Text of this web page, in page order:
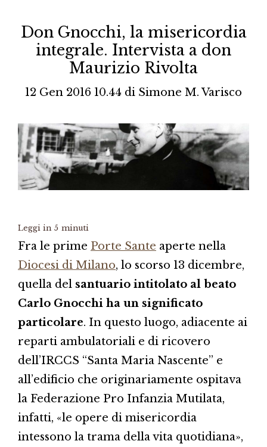
Don Gnocchi, la misericordia
integrale. Intervista a don
Maurizio Rivolta
12 Gen 2016 10.44 di Simone M. Varisco
Leggi in 5 minuti
Fra le prime Porte Sante aperte nella
Diocesi di Milano, lo scorso 13 dicembre,
quella del santuario intitolato al beato
Carlo Gnocchi ha un significato
particolare. In questo luogo, adiacente ai
reparti ambulatoriali e di ricovero
dell’IRCCS “Santa Maria Nascente” e
all’edificio che originariamente ospitava
la Federazione Pro Infanzia Mutilata,
infatti, «le opere di misericordia
intessono la trama della vita quotidiana»,